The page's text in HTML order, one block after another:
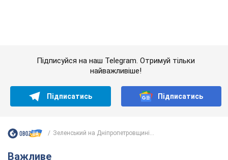
сотні років": у Greenpeace забили на сполох
У високогір'ї розташовані альпійські та субальпійські луки –